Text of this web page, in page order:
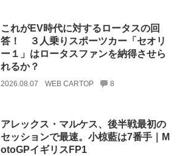
これがEV時代に対するロータスの回
答！ ３人乗りスポーツカー「セオリ
ー１」はロータスファンを納得させら
れるか？
2026.08.07 WEB CARTOP 8
アレックス・マルケス、後半戦最初の
セッションで最速。小椋藍は7番手｜M
otoGPイギリスFP1